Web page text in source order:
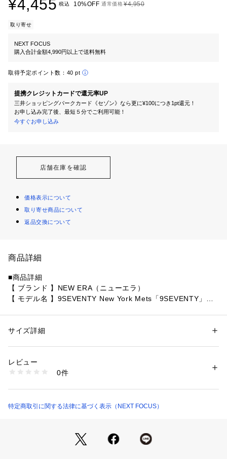
¥4,455 税込 10%OFF 通常価格¥4,950
取り寄せ
NEXT FOCUS
購入合計金額4,990円以上で送料無料
取得予定ポイント数： 40 pt
提携クレジットカードで還元率UP
三井ショッピングパークカード《セゾン》なら更に¥100につき1pt還元！
お申し込み完了後、最短５分でご利用可能！
今すぐお申し込み
店舗在庫を確認
価格表示について
取り寄せ商品について
返品交換について
商品詳細
■商品詳細
【 ブランド 】NEW ERA（ニューエラ）
【 モデル名 】9SEVENTY New York Mets「9SEVENTY」は
調節が可能なストレッチスナップバックで快適なフィット感を
【素材】
ポリエステル100%
ミャンマー
ONE SIZE（56.8cm～60.6cm）
アジャスタブルベルトにより、前後2cm程度のサイズ調整が可
性別：メンズ
商品番号：
2000117905 （ショップ）
サイズ詳細
レビュー
0件
特定商取引に関する法律に基づく表示（NEXT FOCUS）